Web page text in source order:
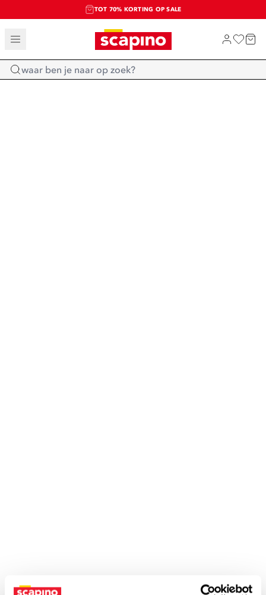
TOT 70% KORTING OP SALE
SALE: LAATSTE KANS!
SHOP NIEUW
Home